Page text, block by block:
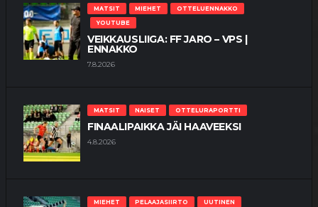
MATSIT MIEHET
OTTELUENNAKKO
YOUTUBE
VEIKKAUSLIIGA: FF JARO – VPS |
ENNAKKO
7.8.2026
MATSIT NAISET OTTELURAPORTTI
FINAALIPAIKKA JÄI HAAVEEKSI
4.8.2026
MIEHET PELAAJASIIRTO UUTINEN